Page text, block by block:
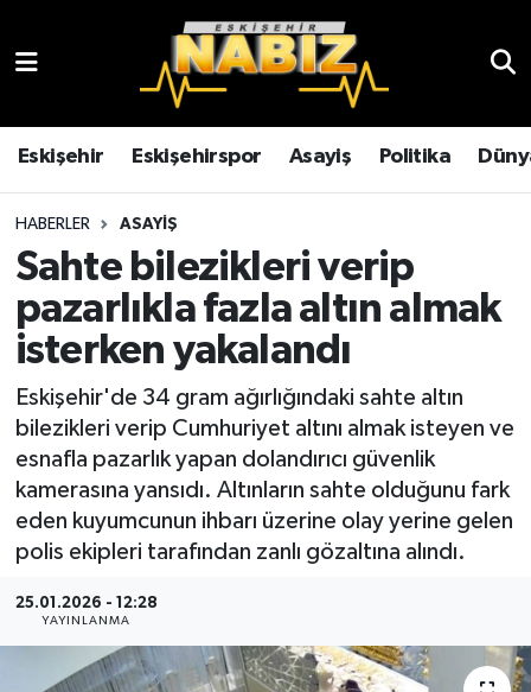
Eskişehir Eskişehirspor Asayiş Politika
HABERLER ASAYIŞ
Sahte bilezikleri verip
pazarlıkla fazla altın almak
isterken yakalandı
Eskişehir'de 34 gram ağırlığındaki sahte altın
bilezikleri verip Cumhuriyet altını almak isteyen ve
esnafla pazarlık yapan dolandırıcı güvenlik
kamerasına yansıdı. Altınların sahte olduğunu fark
eden kuyumcunun ihbarı üzerine olay yerine gelen
polis ekipleri tarafından zanlı gözaltına alındı.
25.01.2026 - 12:28
YAYINLANMA
Çevre
Eğitim
Ekonomi
Eskişehir
Eskişehirspor
Genel
Eskişehir Hava Durumu
Eskişehir Trafik Yoğunluk Haritası
TFF 3.Lig 4.Grup Puan Durumu ve Fikstür
Tüm Manşetler
Son Dakika Haberleri
Haber Arşivi